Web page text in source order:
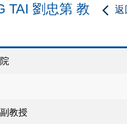
返
TAI 劉忠第 教
教授